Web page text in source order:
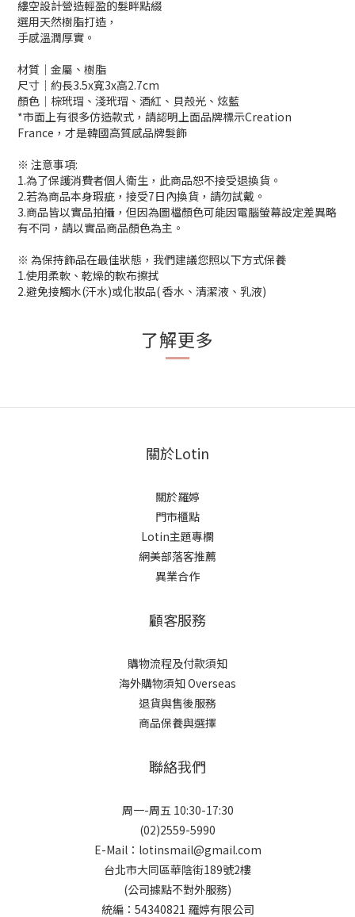
縷空設計營造輕盈的髮畔點綴
選用天然樹脂打造，
手感溫潤厚實。
材質│金屬、樹脂
尺寸│約長3.5x寬3x高2.7cm
顏色│棕玳瑁、淺玳瑁、酒紅、貝殼光、炫藍
*市面上有很多仿造款式，請認明上面品牌標示Creation
France，才是韓國高質感品牌髮飾
※ 注意事項:
1.為了保護消費者個人衛生，此商品恕不接受退換貨。
2.若為商品本身瑕疵，接受7日內換貨，請勿試戴。
3.商品皆以實品拍攝，但因為圖檔顏色可能因電腦螢幕設定差異略
有不同，請以實品商品顏色為主。
※ 為保持飾品在最佳狀態，我們建議您照以下方式保養
1.使用柔軟、乾燥的軟布擦拭
2.避免接觸水(汗水)或化妝品( 香水、清潔液、乳液)
了解更多
關於Lotin
關於羅婷
門市櫃點
Lotin主題專欄
網美部落客推薦
異業合作
顧客服務
購物流程及付款須知
海外購物須知 Overseas
退貨與售後服務
商品保養與選擇
聯絡我們
周一-周五 10:30-17:30
(02)2559-5990
E-Mail：lotinsmail@gmail.com
台北市大同區華陰街189號2樓
(公司據點不對外服務)
統編：54340821 羅婷有限公司